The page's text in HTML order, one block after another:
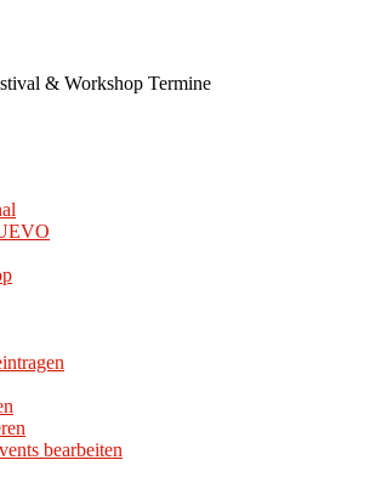
& Workshop Termine
bearbeiten